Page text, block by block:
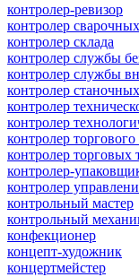
контролер-ревизор
контролер
контролер склада
контролер службы
контролер службы
контролер
контролер
контролер
контролер торгового
контролер торговых
контролер-
контролер
контрольный мастер
контрольный
конфекционер
концепт-художник
концертмейстер